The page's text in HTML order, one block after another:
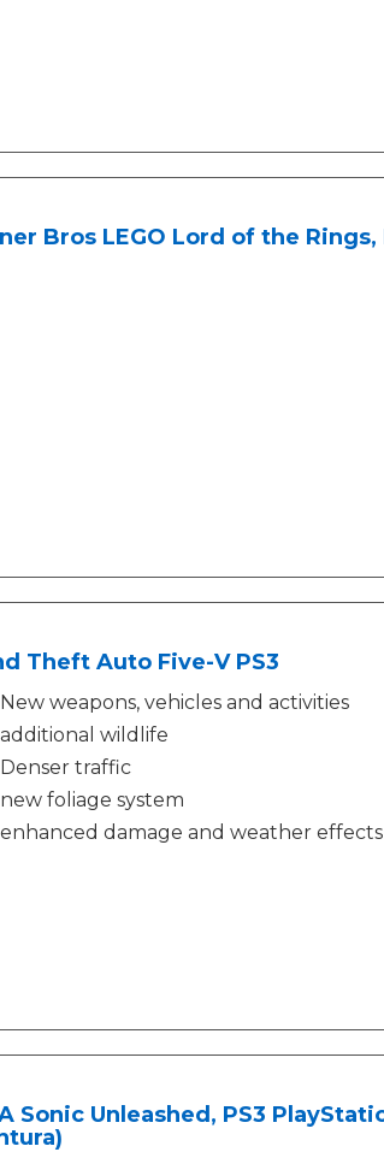
Bros LEGO Lord of the Rings,
Theft Auto Five-V PS3
New weapons, vehicles and activities
additional wildlife
Denser traffic
new foliage system
enhanced damage and weather
Sonic Unleashed, PS3